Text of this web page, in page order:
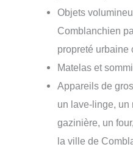
Objets
Comblanchien
propreté urbaine
Matelas et
Appareils de
un lave-linge, un
gazinière, un
la ville de